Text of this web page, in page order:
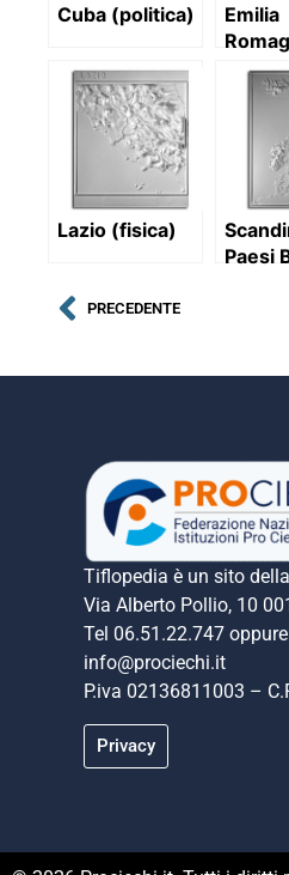
Cuba (politica)
Emilia
(fisica)
Lazio (fisica)
Paesi
PRECEDENTE
Tiflopedia è un sito
Via Alberto Pollio, 10
Tel 06.51.22.747
info@prociechi.it
P.iva 02136811003 –
Privacy